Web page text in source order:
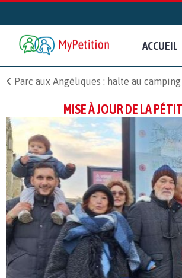
ACCUEIL
Parc aux Angéliques : halte au camping
MISE À JOUR DE LA